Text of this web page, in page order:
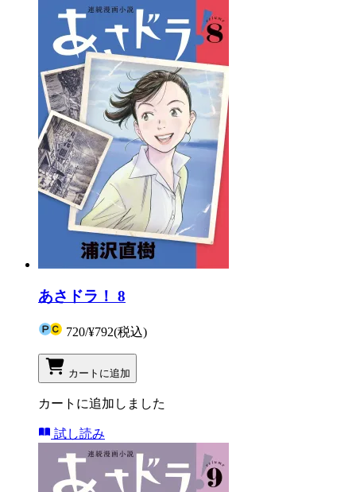
あさドラ！ 8
720/¥792(税込)
カートに追加
カートに追加しました
試し読み